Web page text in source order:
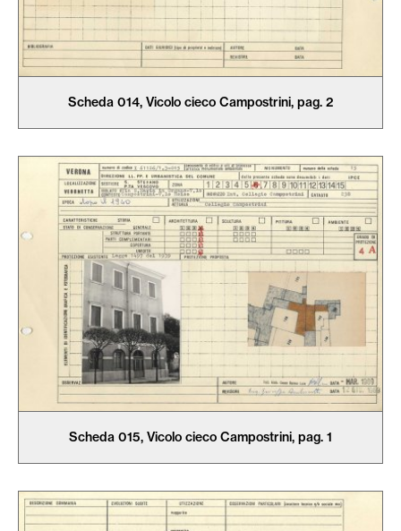
Scheda 014, Vicolo cieco Campostrini, pag. 2
Scheda 015, Vicolo cieco Campostrini, pag. 1